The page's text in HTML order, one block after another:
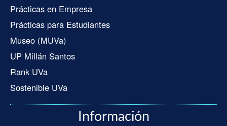
Prácticas en Empresa
Prácticas para Estudiantes
Museo (MUVa)
UP Millán Santos
Rank UVa
Sostenible UVa
Información